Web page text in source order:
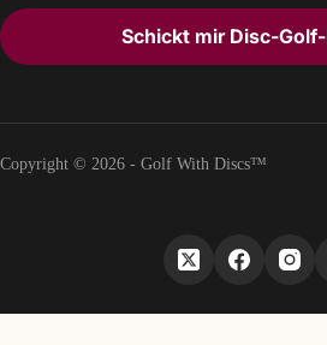
Schickt mir Disc-
Copyright © 2026 - Golf With Discs™